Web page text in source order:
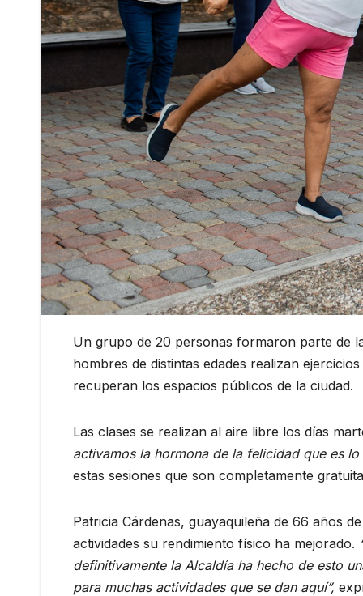
Un grupo de 20 personas formaron parte de
hombres de distintas edades realizan
recuperan los espacios públicos de la ciudad.
Las clases se realizan al aire libre los días
activamos la hormona de la felicidad que es
estas sesiones que son completamente
Patricia Cárdenas, guayaquileña de 66 años
actividades su rendimiento físico ha mejorado.
definitivamente la Alcaldía ha hecho de esto
para muchas actividades que se dan aquí”,